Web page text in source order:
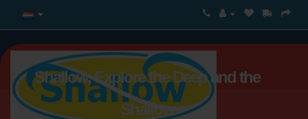
Shallow, Explore the Deep and the
Shallow